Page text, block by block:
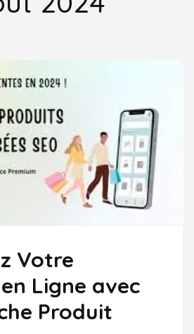
Votre
Ligne avec
Produit